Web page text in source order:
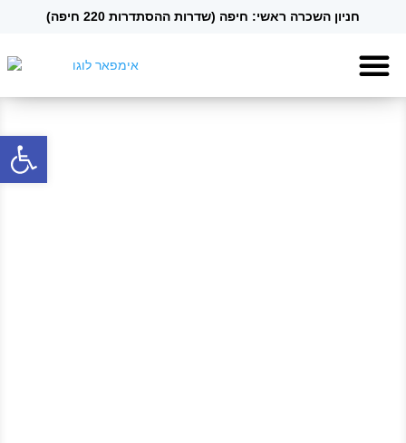
Open toolbar
חניון השכרה ראשי: חיפה (שדרות ההסתדרות 220 חיפה)